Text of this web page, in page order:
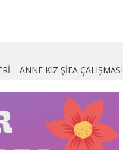
– ANNE KIZ ŞİFA ÇALIŞMASI